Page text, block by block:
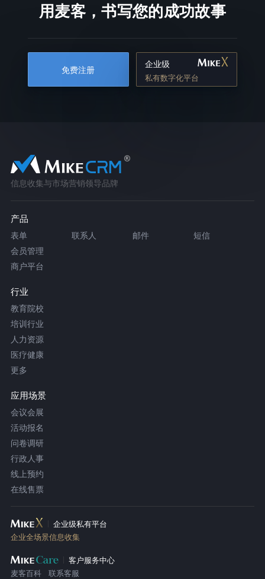
用麦客，书写您的成功故事
免费注册
企业级
私有数字化平台
信息收集与市场营销领导品牌
产品
表单 联系人 邮件
短信
会员管理
商户平台
行业
教育院校
培训行业
人力资源
医疗健康
更多
应用场景
会议会展
活动报名
问卷调研
行政人事
线上预约
在线售票
企业级私有平台
企业全场景信息收集
客户服务中心
麦客百科
联系客服